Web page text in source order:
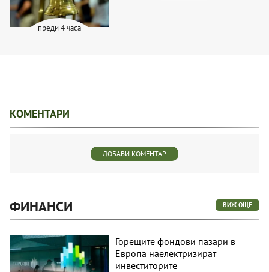
преди 4 часа
КОМЕНТАРИ
ДОБАВИ КОМЕНТАР
ФИНАНСИ ВИЖ ОЩЕ
Горещите фондови пазари в
Европа наелектризират
инвеститорите